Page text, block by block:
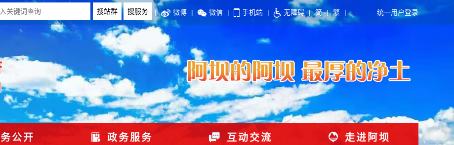
| 微博 | 微信 | 手机端 | 无障碍 | 简 | 繁 | 统一用户登录
公开 政务服务 互动交流 走进阿坝